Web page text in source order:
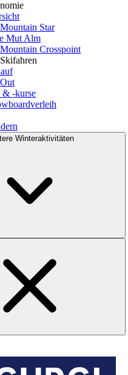
Star
Mut Alm
Crosspoint
& -kurse
Winteraktivitäten